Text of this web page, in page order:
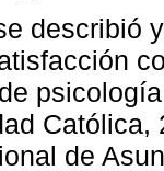
describió
Católica,
de